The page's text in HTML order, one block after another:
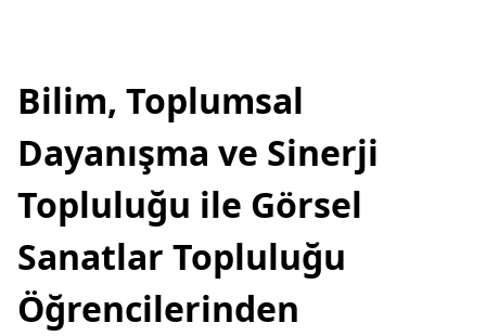
Bilim, Toplumsal
Dayanışma ve Sinerji
Topluluğu ile Görsel
Sanatlar Topluluğu
Öğrencilerinden